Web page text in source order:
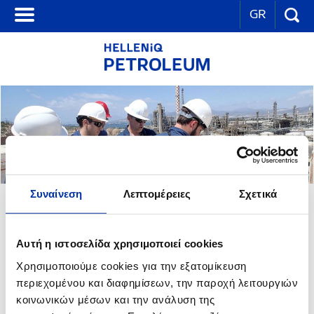
Συναίνεση Λεπτομέρειες Σχετικά
Αυτή η ιστοσελίδα χρησιμοποιεί cookies
Χρησιμοποιούμε cookies για την εξατομίκευση
περιεχομένου και διαφημίσεων, την παροχή λειτουργιών
κοινωνικών μέσων και την ανάλυση της
GR
ΕΚΠΑΙΔΕΥΣΗ
Βασική μας προτεραιότητα είναι η συνεχής ενίσχυση των
δεξιοτήτων και της τεχνογνωσίας των ανθρώπων μας.
Παρέχουμε σε όλους τους εργαζόμενους τις ευκαιρίες να
εμπλουτίσουν και να εμβαθύνουν τις γνώσεις τους στο αντικείμενό
τους, να παραμείνουν σε επαφή με τις ταχύτατες εξελίξεις στο χώρο